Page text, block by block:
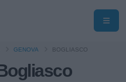
GENOVA BOGLIASCO